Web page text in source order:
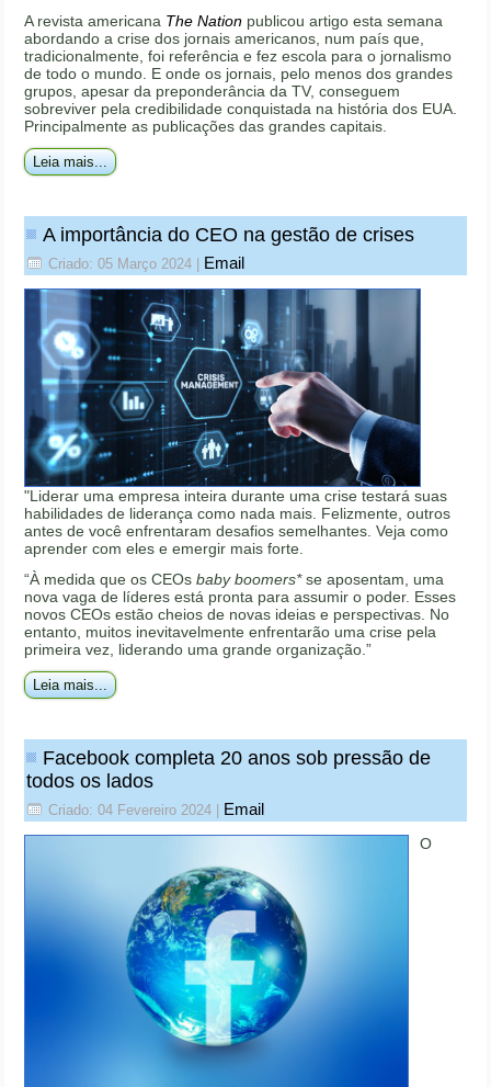
A revista americana The Nation publicou artigo esta semana
abordando a crise dos jornais americanos, num país que,
tradicionalmente, foi referência e fez escola para o jornalismo
de todo o mundo. E onde os jornais, pelo menos dos grandes
grupos, apesar da preponderância da TV, conseguem
sobreviver pela credibilidade conquistada na história dos EUA.
Principalmente as publicações das grandes capitais.
Leia mais...
A importância do CEO na gestão de crises
Criado: 05 Março 2024 Email
"Liderar uma empresa inteira durante uma crise testará suas
habilidades de liderança como nada mais. Felizmente, outros
antes de você enfrentaram desafios semelhantes. Veja como
aprender com eles e emergir mais forte.
“À medida que os CEOsbaby boomers*se aposentam, uma
nova vaga de líderes está pronta para assumir o poder. Esses
novos CEOs estão cheios de novas ideias e perspectivas. No
entanto, muitos inevitavelmente enfrentarão uma crise pela
primeira vez, liderando uma grande organização.”
Leia mais...
Facebook completa 20 anos sob pressão de
todos os lados
Criado: 04 Fevereiro 2024 Email
O